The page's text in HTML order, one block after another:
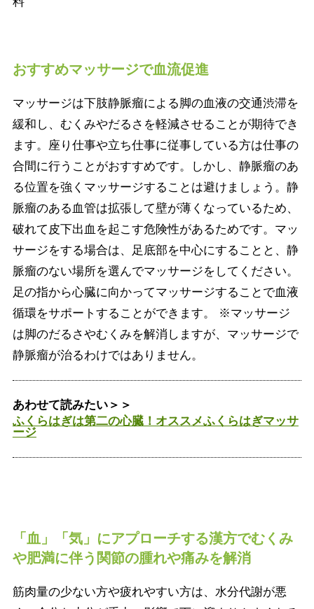
おすすめマッサージで血流促進
マッサージは下肢静脈瘤による脚の血液の交通渋滞を
緩和し、むくみやだるさを軽減させることが期待でき
ます。座り仕事や立ち仕事に従事している方は仕事の
合間に行うことがおすすめです。しかし、静脈瘤のあ
る位置を強くマッサージすることは避けましょう。静
脈瘤のある血管は拡張して壁が薄くなっているため、
破れて皮下出血を起こす危険性があるためです。マッ
サージをする場合は、足底部を中心にすることと、静
脈瘤のない場所を選んでマッサージをしてください。
足の指から心臓に向かってマッサージすることで血液
循環をサポートすることができます。 ※マッサージ
は脚のだるさやむくみを解消しますが、マッサージで
静脈瘤が治るわけではありません。
あわせて読みたい＞＞
ふくらはぎは第二の心臓！オススメふくらはぎマッサ
ージ
「血」「気」にアプローチする漢方でむくみ
や肥満に伴う関節の腫れや痛みを解消
筋肉量の少ない方や疲れやすい方は、水分代謝が悪